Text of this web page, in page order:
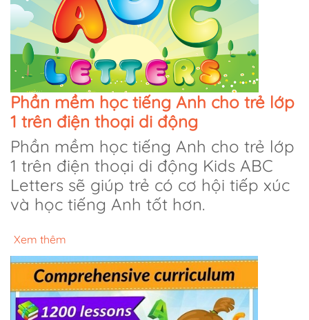
Phần mềm học tiếng Anh cho trẻ lớp
1 trên điện thoại di động
Phần mềm học tiếng Anh cho trẻ lớp
1 trên điện thoại di động Kids ABC
Letters sẽ giúp trẻ có cơ hội tiếp xúc
và học tiếng Anh tốt hơn.
Xem thêm